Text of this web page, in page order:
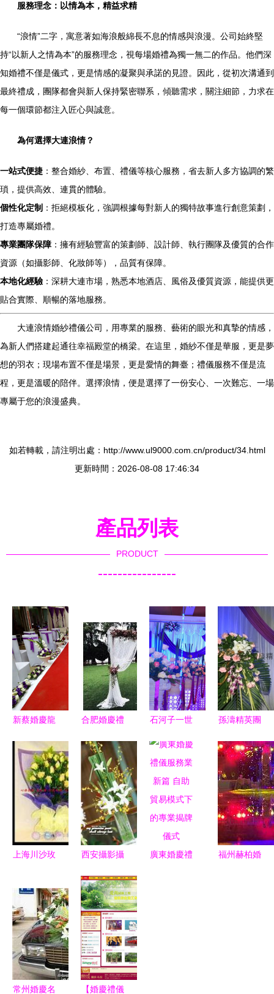
服務理念：以情為本，精益求精
“浪情”二字，寓意著如海浪般綿長不息的情感與浪漫。公司始終堅
持“以新人之情為本”的服務理念，視每場婚禮為獨一無二的作品。他們深
知婚禮不僅是儀式，更是情感的凝聚與承諾的見證。因此，從初次溝通到
最終禮成，團隊都會與新人保持緊密聯系，傾聽需求，關注細節，力求在
每一個環節都注入匠心與誠意。
為何選擇大連浪情？
一站式便捷 ：整合婚紗、布置、禮儀等核心服務，省去新人多方協調的繁
瑣，提供高效、連貫的體驗。
個性化定制 ：拒絕模板化，強調根據每對新人的獨特故事進行創意策劃，
打造專屬婚禮。
專業團隊保障 ：擁有經驗豐富的策劃師、設計師、執行團隊及優質的合作
資源（如攝影師、化妝師等），品質有保障。
本地化經驗 ：深耕大連市場，熟悉本地酒店、風俗及優質資源，能提供更
貼合實際、順暢的落地服務。
大連浪情婚紗禮儀公司，用專業的服務、藝術的眼光和真摯的情感，
為新人們搭建起通往幸福殿堂的橋梁。在這里，婚紗不僅是華服，更是夢
想的羽衣；現場布置不僅是場景，更是愛情的舞臺；禮儀服務不僅是流
程，更是溫暖的陪伴。選擇浪情，便是選擇了一份安心、一次難忘、一場
專屬于您的浪漫盛典。
如若轉載，請注明出處：http://www.ul9000.com.cn/product/34.html
更新時間：2026-08-08 17:46:34
產品列表
PRODUCT
----------------
新蔡婚慶龍
的專屬婚禮
夢想規劃師
合肥婚慶禮
注意事項與
優質商家服
務推薦
石河子一世
務社 一站
式主題婚禮
解決方案
孫濤精英團
東省婚慶禮
儀服務的電
商新篇章
上海川沙玫
往情深系
列，為婚慶
添彩
西安攝影攝
的電子商務
化轉型與發
展
廣東婚慶禮
福州赫柏婚
常州婚慶名 【婚慶禮儀